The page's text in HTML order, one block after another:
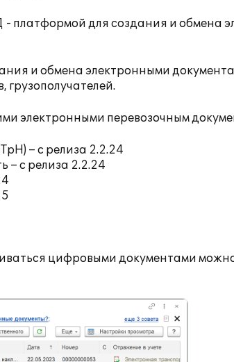
- платформой для создания и обмена
и обмена электронными
грузополучателей.
электронными перевозочным
– с релиза 2.2.24
– с релиза 2.2.24
цифровыми документами